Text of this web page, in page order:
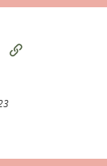
sur Facebook
Partager sur LinkedIn